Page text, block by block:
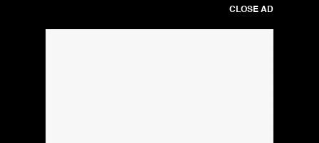
CLOSE AD